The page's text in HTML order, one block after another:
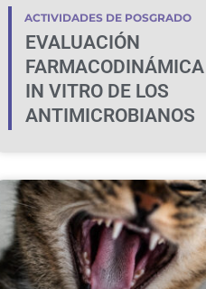
ACTIVIDADES DE POSGRADO
EVALUACIÓN
FARMACODINÁMICA
IN VITRO DE LOS
ANTIMICROBIANOS
MEDICINA
VETERINARIA